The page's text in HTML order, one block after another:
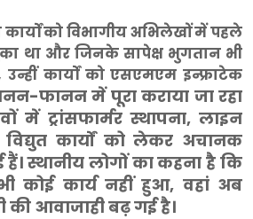
को विभागीय अभिलेखों में पहले
था और जिनके सापेक्ष भुगतान भी
उन्हीं कार्यों को एसएमएम इन्फ्राटेक
फानन में पूरा कराया जा रहा
में ट्रांसफार्मर स्थापना, लाइन
कार्यों को लेकर अचानक
हैं। स्थानीय लोगों का कहना है कि
कोई कार्य नहीं हुआ, वहां अब
की आवाजाही बढ़ गई है।